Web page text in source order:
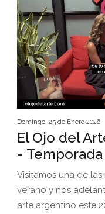
Domingo, 25 de Enero 2026
El Ojo del
-
Visitamos una de
verano y nos
arte argentino este